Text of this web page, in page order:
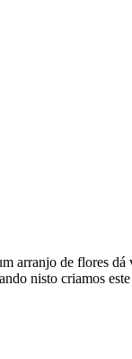
arranjo de flores
nisto criamos